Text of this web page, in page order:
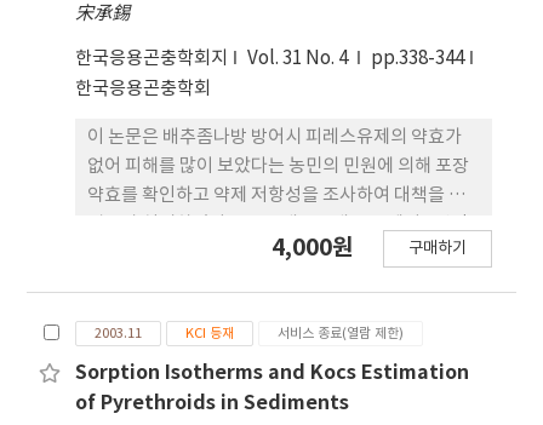
G. or Musca D. for comparing about
insecticidal efficiency[Knock-down rate
(KT_(50), KT_(90)) and cumulative
mortaility(percent/hrs)]. When the synergists
was added to each Group, the insecticidal
efficiency was improved. The most potent
synergists was P.B.O. and the potency was
decreased in the rank order of S-
421$gt;MGK-264. The more the concentration
order was 1:5≥1:4$gt; 1:3 in all three groups.
The mortality (percent) according to time
was similar to either KT_(50), or KT_(90-).
宋承錫
한국응용곤충학회지 Vol. 31 No. 4
pp.338-344
한국응용곤충학회
이 논문은 배추좀나방 방어시 피레스유제의 약효가
없어 피해를 많이 보았다는 농민의 민원에 의해 포장
약효를 확인하고 약제 저항성을 조사하여 대책을 수
실시한 시험 결과 대구에서는 95~98%의 방제가가
의 여름배추 재배 농가 포장에서 공시약제 처리구의
유충 증가율은 489~552%로 무처리구에 비하여 방
제효과가 전혀 없었다. 약효가 없었던 포장의 배추좀
4,000원 구매하기
2003.11 KCI 등재 서비스 종료(열람 제한)
Sorption Isotherms and Kocs Estimation
of Pyrethroids in Sediments